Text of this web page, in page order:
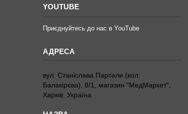
YOUTUBE
Приєднуйтесь до нас в YouTube
вул. Станіслава Партали (кол.
Балакірєва), 8/1, магазин "МедМаркет",
Харків, Україна